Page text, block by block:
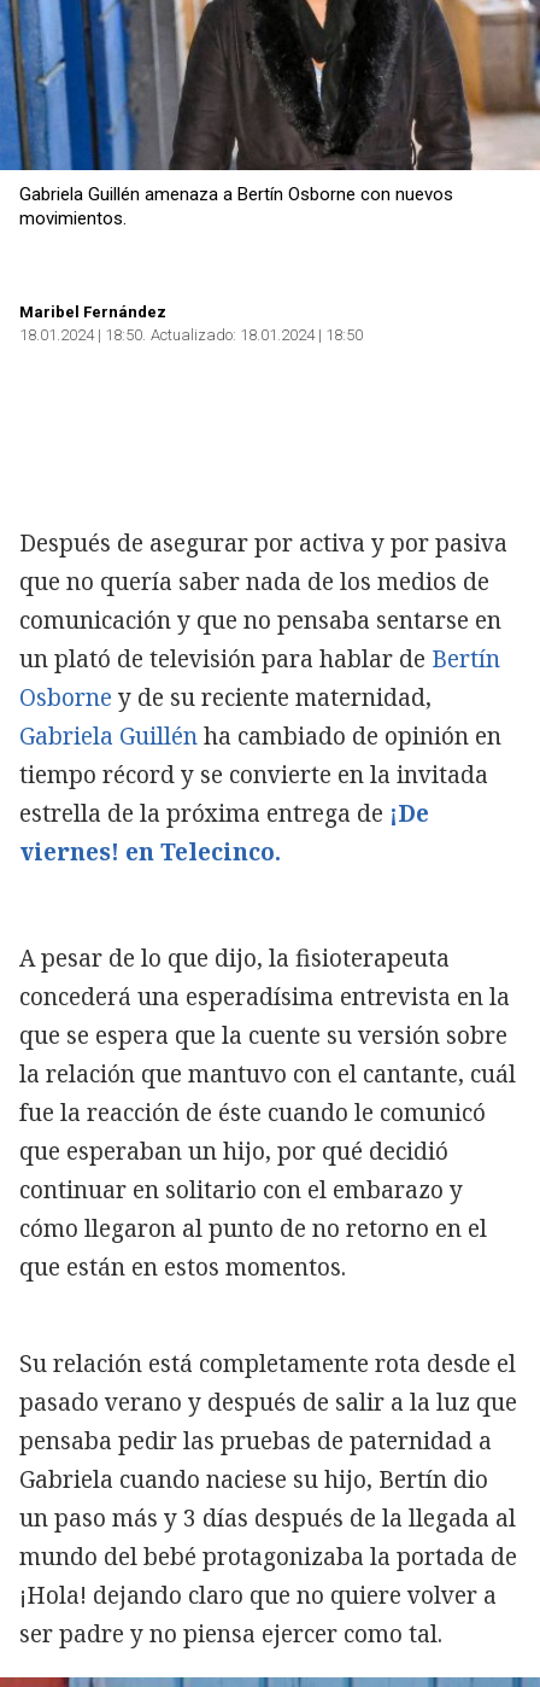
Gabriela Guillén amenaza a Bertín Osborne con nuevos
movimientos.
Maribel Fernández
18.01.2024 | 18:50 Actualizado: 18.01.2024 | 18:50
Después de asegurar por activa y por pasiva
que no quería saber nada de los medios de
comunicación y que no pensaba sentarse en
un plató de televisión para hablar de Bertín
Osborne y de su reciente maternidad,
Gabriela Guillénha cambiado de opinión en
tiempo récord y se convierte en la invitada
estrella de la próxima entrega de ¡De
viernes! en Telecinco.
A pesar de lo que dijo, la fisioterapeuta
concederá una esperadísima entrevista en la
que se espera que la cuente su versión sobre
la relación que mantuvo con el cantante, cuál
fue la reacción de éste cuando le comunicó
que esperaban un hijo, por qué decidió
continuar en solitario con el embarazo y
cómo llegaron al punto de no retorno en el
que están en estos momentos.
Su relación está completamente rota desde el
pasado verano y después de salir a la luz que
pensaba pedir las pruebas de paternidad a
Gabriela cuando naciese su hijo, Bertín dio
un paso más y 3 días después de la llegada al
mundo del bebé protagonizaba la portada de
¡Hola! dejando claro que no quiere volver a
ser padre y no piensa ejercer como tal.